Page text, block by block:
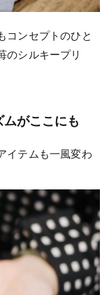
コンセプトのひと
のシルキープリ
がここにも
イテムも一風変わ